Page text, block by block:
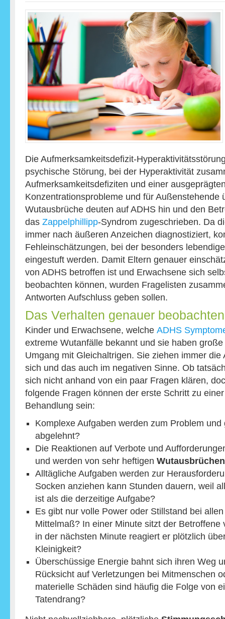
Die Aufmerksamkeitsdefizit-
psychische Störung, bei der Hyperaktivität
Aufmerksamkeitsdefiziten und einer
Konzentrationsprobleme und für Außenstehende
Wutausbrüche deuten auf ADHS hin und den
das Zappelphillipp-Syndrom zugeschrieben. Da
immer nach äußeren Anzeichen diagnostiziert,
Fehleinschätzungen, bei der besonders
eingestuft werden. Damit Eltern genauer
von ADHS betroffen ist und Erwachsene sich
beobachten können, wurden Fragelisten
Antworten Aufschluss geben sollen.
Das Verhalten genauer beobachten
Kinder und Erwachsene, welche ADHS
extreme Wutanfälle bekannt und sie haben
Umgang mit Gleichaltrigen. Sie ziehen immer die
sich und das auch im negativen Sinne. Ob
sich nicht anhand von ein paar Fragen klären,
folgende Fragen können der erste Schritt zu
Behandlung sein:
Komplexe Aufgaben werden zum Problem
abgelehnt?
Die Reaktionen auf Verbote und
und werden von sehr heftigen Wutausbrüchen
Alltägliche Aufgaben werden zur
Socken anziehen kann Stunden dauern, weil
ist als die derzeitige Aufgabe?
Es gibt nur volle Power oder Stillstand bei
Mittelmaß? In einer Minute sitzt der Betroffene
in der nächsten Minute reagiert er plötzlich
Kleinigkeit?
Überschüssige Energie bahnt sich ihren Weg
Rücksicht auf Verletzungen bei Mitmenschen
materielle Schäden sind häufig die Folge von
Tatendrang?